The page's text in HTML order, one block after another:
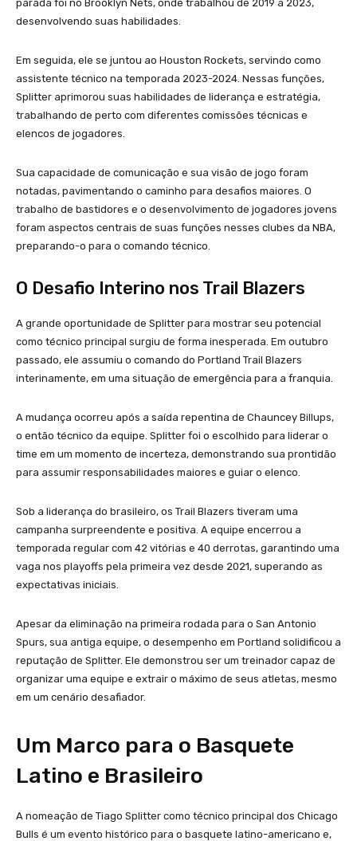
parada foi no Brooklyn Nets, onde trabalhou de 2019 a 2023,
desenvolvendo suas habilidades.
Em seguida, ele se juntou ao Houston Rockets, servindo como
assistente técnico na temporada 2023-2024. Nessas funções,
Splitter aprimorou suas habilidades de liderança e estratégia,
trabalhando de perto com diferentes comissões técnicas e
elencos de jogadores.
Sua capacidade de comunicação e sua visão de jogo foram
notadas, pavimentando o caminho para desafios maiores. O
trabalho de bastidores e o desenvolvimento de jogadores jovens
foram aspectos centrais de suas funções nesses clubes da NBA,
preparando-o para o comando técnico.
O Desafio Interino nos Trail Blazers
A grande oportunidade de Splitter para mostrar seu potencial
como técnico principal surgiu de forma inesperada. Em outubro
passado, ele assumiu o comando do Portland Trail Blazers
interinamente, em uma situação de emergência para a franquia.
A mudança ocorreu após a saída repentina de Chauncey Billups,
o então técnico da equipe. Splitter foi o escolhido para liderar o
time em um momento de incerteza, demonstrando sua prontidão
para assumir responsabilidades maiores e guiar o elenco.
Sob a liderança do brasileiro, os Trail Blazers tiveram uma
campanha surpreendente e positiva. A equipe encerrou a
temporada regular com 42 vitórias e 40 derrotas, garantindo uma
vaga nos playoffs pela primeira vez desde 2021, superando as
expectativas iniciais.
Apesar da eliminação na primeira rodada para o San Antonio
Spurs, sua antiga equipe, o desempenho em Portland solidificou a
reputação de Splitter. Ele demonstrou ser um treinador capaz de
organizar uma equipe e extrair o máximo de seus atletas, mesmo
em um cenário desafiador.
Um Marco para o Basquete
Latino e Brasileiro
A nomeação de Tiago Splitter como técnico principal dos Chicago
Bulls é um evento histórico para o basquete latino-americano e,